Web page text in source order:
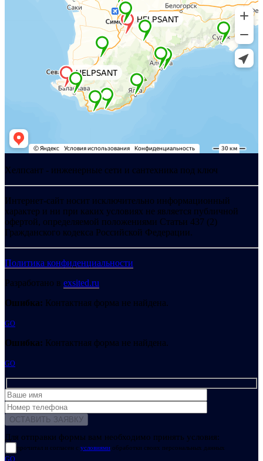
Хелпсант - инженерные сети и сантехника под ключ
Интернет-сайт носит исключительно информационный
характер и ни при каких условиях не является публичной
офертой, определяемой положениями Статьи 437 (2)
Гражданского кодекса Российской Федерации.
Политика конфиденциальности
Разработано в exsited.ru
Ошибка: Контактная форма не найдена.
GO
Ошибка: Контактная форма не найдена.
GO
Для отправки формы вам необходимо принять условия:
прочитал и согласен с условиями обработки своих персональных данных
GO